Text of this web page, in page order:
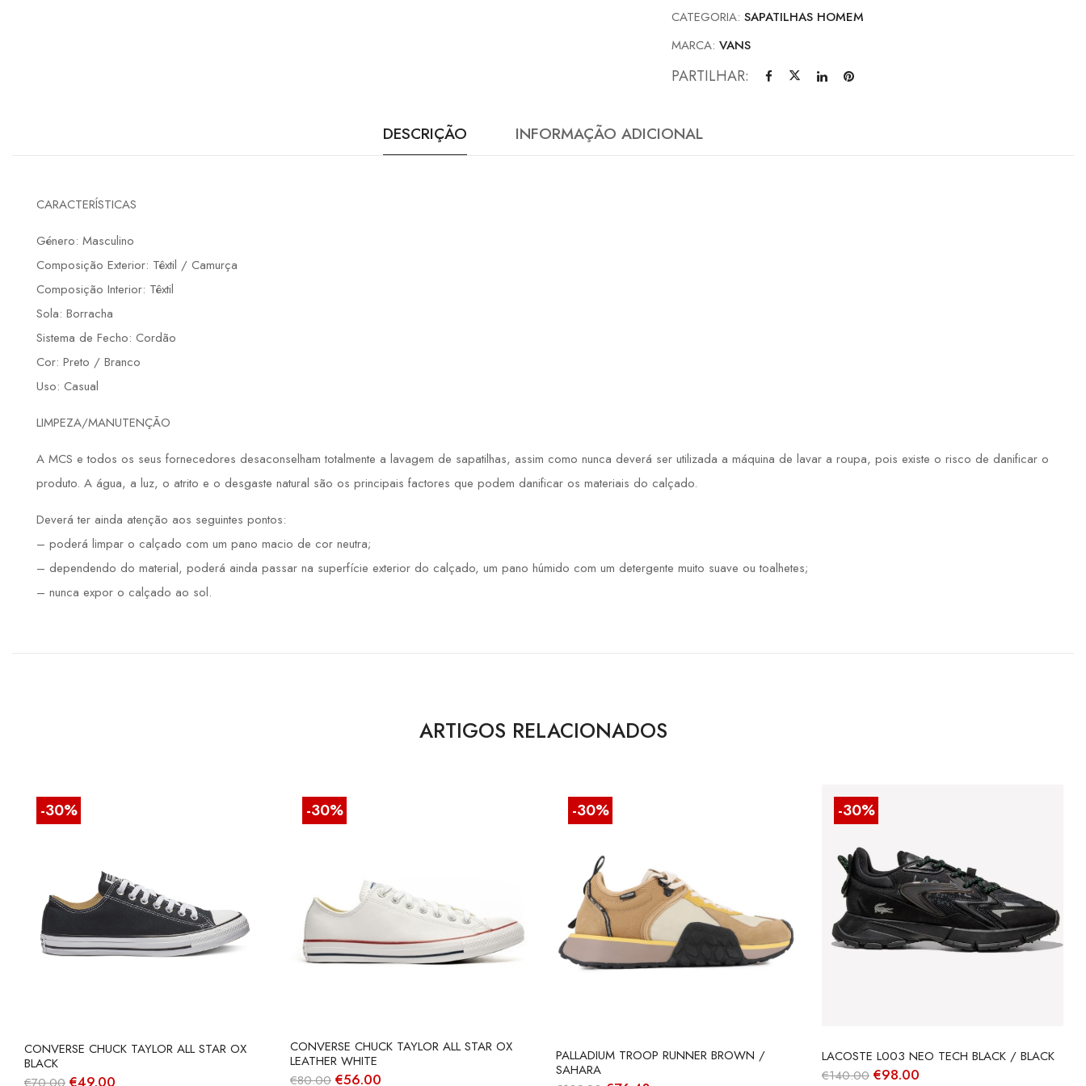
CATEGORIA:SAPATILHAS HOMEM
MARCA:VANS
PARTILHAR:
DESCRIÇÃO INFORMAÇÃO ADICIONAL
CARACTERÍSTICAS
Género: Masculino
Composição Exterior: Têxtil / Camurça
Composição Interior: Têxtil
Sola: Borracha
Sistema de Fecho: Cordão
Cor: Preto / Branco
Uso: Casual
LIMPEZA/MANUTENÇÃO
A MCS e todos os seus fornecedores desaconselham totalmente a lavagem de sapatilhas, assim como nunca deverá ser utilizada a máquina de lavar a roupa, pois existe o risco de danificar o
produto. A água, a luz, o atrito e o desgaste natural são os principais factores que podem danificar os materiais do calçado.
Deverá ter ainda atenção aos seguintes pontos:
– poderá limpar o calçado com um pano macio de cor neutra;
– dependendo do material, poderá ainda passar na superfície exterior do calçado, um pano húmido com um detergente muito suave ou toalhetes;
– nunca expor o calçado ao sol.
ARTIGOS RELACIONADOS
-30%
CONVERSE CHUCK TAYLOR ALL STAR OX
BLACK
O
€49.00
-30%
CONVERSE CHUCK TAYLOR ALL STAR OX
LEATHER WHITE
€80.00 O
€56.00
-30%
PALLADIUM TROOP RUNNER BROWN /
SAHARA
-30%
LACOSTE L003 NEO TECH BLACK / BLACK
€140.00 O
€98.00